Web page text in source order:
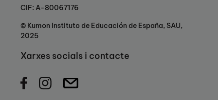
CIF: A-80067176
© Kumon Instituto de Educación de España, SAU,
2025
Xarxes socials i contacte